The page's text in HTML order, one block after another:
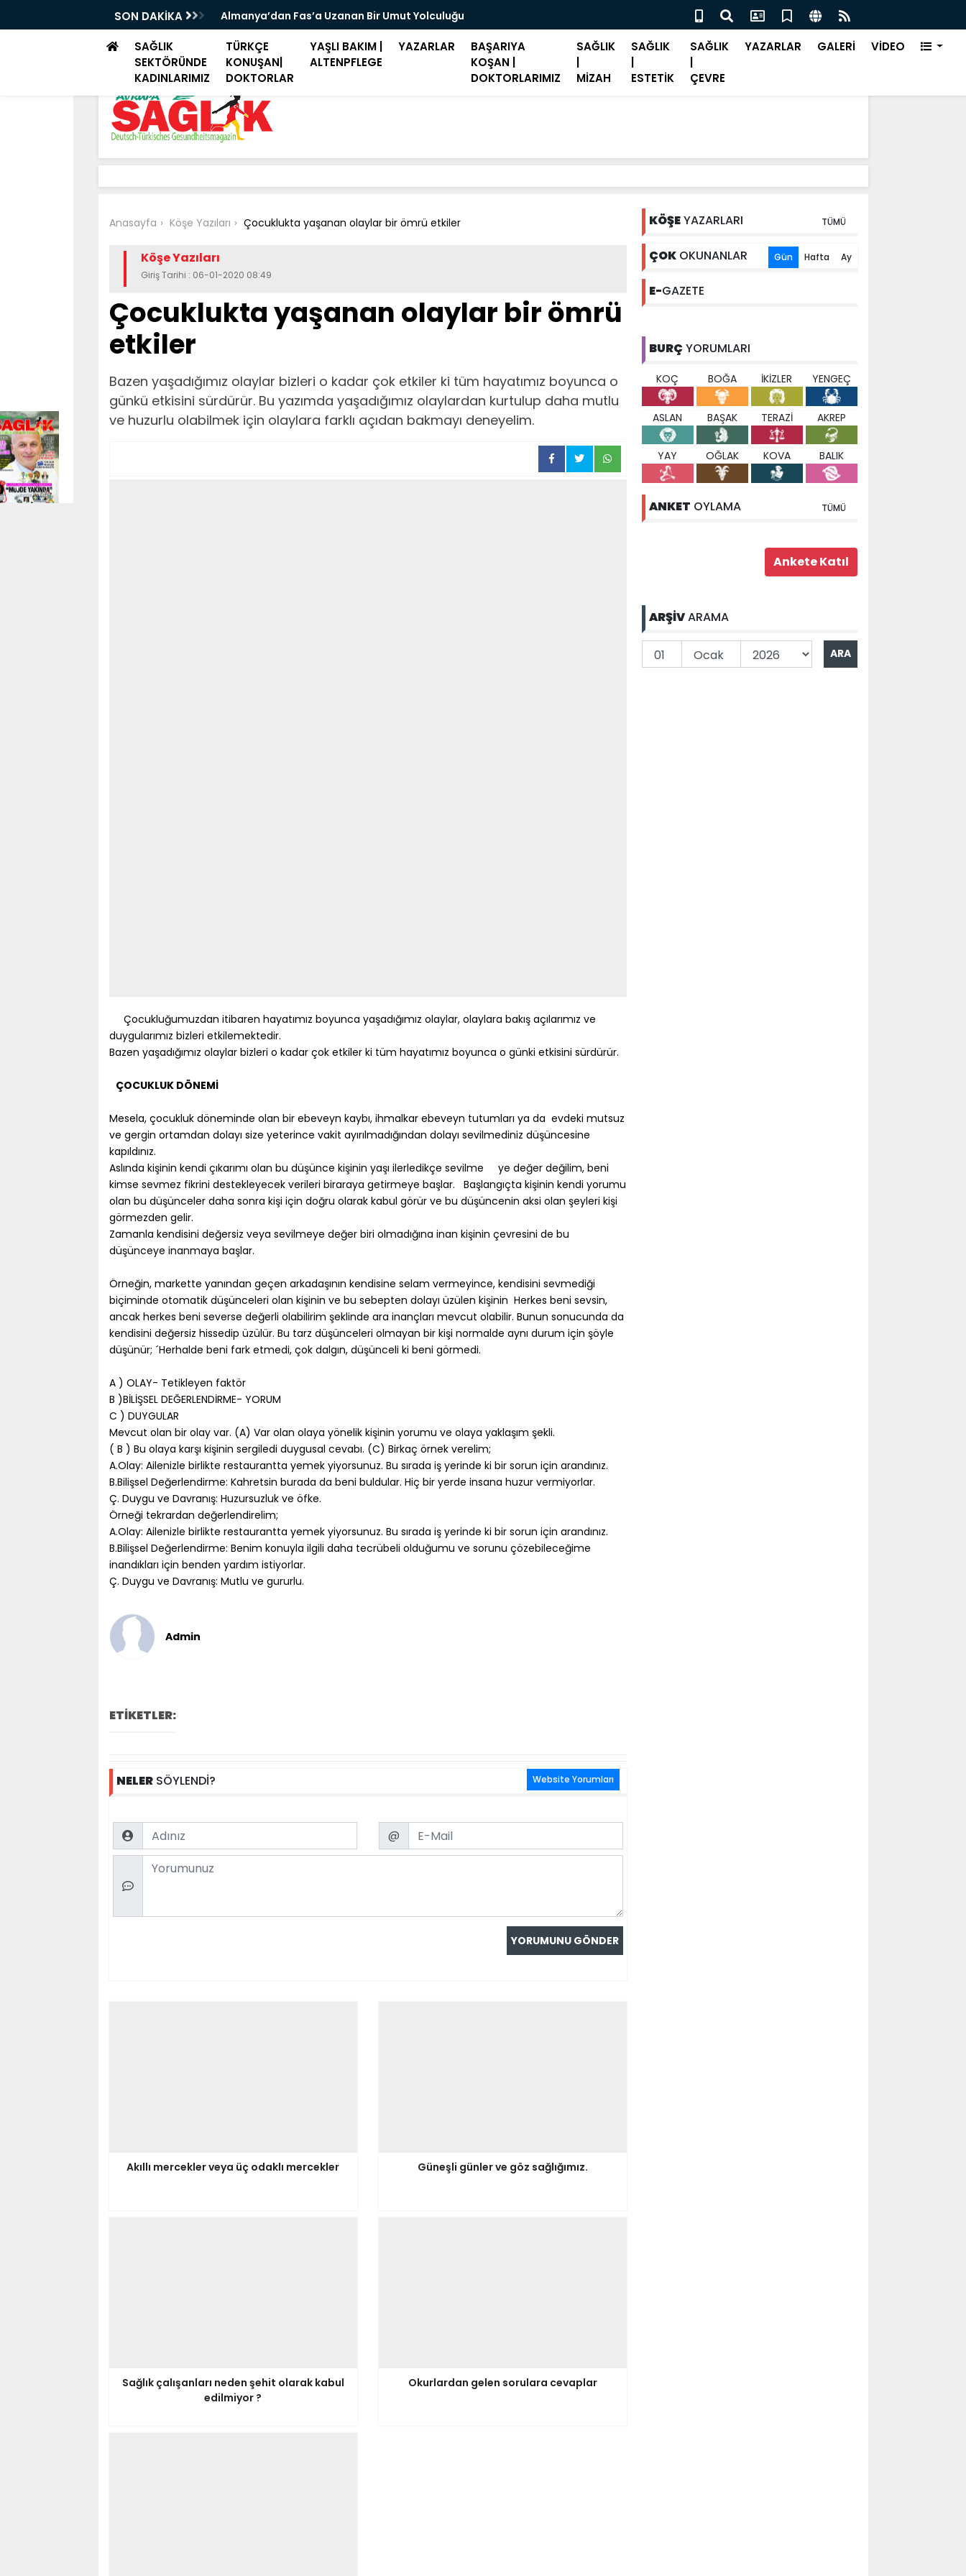
SON DAKİKA
seyahatlerinde aile ziyareti ve tatil Almanya’dan Fas’a Uzanan Bir Umut Yolculuğu Merz: "Hastalık nedeniyle işe devamsızlık önemli bir sorun"
SAĞLIK
SEKTÖRÜNDE
KADINLARIMIZ
TÜRKÇE
KONUŞAN|
DOKTORLAR
YAŞLI BAKIM |
ALTENPFLEGE
YAZARLAR
BAŞARIYA
KOŞAN |
DOKTORLARIMIZ
SAĞLIK
MİZAH
SAĞLIK
ESTETİK
SAĞLIK
ÇEVRE
YAZARLAR GALERİ VİDEO
Anasayfa Köşe Yazıları Çocuklukta yaşanan olaylar bir ömrü etkiler
Köşe Yazıları
Giriş Tarihi : 06-01-2020 08:49
Çocuklukta yaşanan olaylar bir ömrü
etkiler
Bazen yaşadığımız olaylar bizleri o kadar çok etkiler ki tüm hayatımız boyunca o
günkü etkisini sürdürür. Bu yazımda yaşadığımız olaylardan kurtulup daha mutlu
ve huzurlu olabilmek için olaylara farklı açıdan bakmayı deneyelim.
Çocukluğumuzdan itibaren hayatımız boyunca yaşadığımız olaylar, olaylara bakış açılarımız ve
duygularımız bizleri etkilemektedir.
Bazen yaşadığımız olaylar bizleri o kadar çok etkiler ki tüm hayatımız boyunca o günki etkisini sürdürür.
ÇOCUKLUK DÖNEMİ
Mesela, çocukluk döneminde olan bir ebeveyn kaybı, ihmalkar ebeveyn tutumları ya da evdeki mutsuz
ve gergin ortamdan dolayı size yeterince vakit ayırılmadığından dolayı sevilmediniz düşüncesine
kapıldınız.
Aslında kişinin kendi çıkarımı olan bu düşünce kişinin yaşı ilerledikçe sevilme ye değer değilim, beni
kimse sevmez fikrini destekleyecek verileri biraraya getirmeye başlar. Başlangıçta kişinin kendi yorumu
olan bu düşünceler daha sonra kişi için doğru olarak kabul görür ve bu düşüncenin aksi olan şeyleri kişi
görmezden gelir.
Zamanla kendisini değersiz veya sevilmeye değer biri olmadığına inan kişinin çevresini de bu
düşünceye inanmaya başlar.
Örneğin, markette yanından geçen arkadaşının kendisine selam vermeyince, kendisini sevmediği
biçiminde otomatik düşünceleri olan kişinin ve bu sebepten dolayı üzülen kişinin  Herkes beni sevsin,
ancak herkes beni severse değerli olabilirim şeklinde ara inançları mevcut olabilir. Bunun sonucunda da
kendisini değersiz hissedip üzülür. Bu tarz düşünceleri olmayan bir kişi normalde aynı durum için şöyle
düşünür; ´Herhalde beni fark etmedi, çok dalgın, düşünceli ki beni görmedi.
A ) OLAY- Tetikleyen faktör
B )BİLİŞSEL DEĞERLENDİRME- YORUM
C ) DUYGULAR
Mevcut olan bir olay var. (A) Var olan olaya yönelik kişinin yorumu ve olaya yaklaşım şekli.
( B ) Bu olaya karşı kişinin sergiledi duygusal cevabı. (C) Birkaç örnek verelim;
A.Olay: Ailenizle birlikte restaurantta yemek yiyorsunuz. Bu sırada iş yerinde ki bir sorun için arandınız.
B.Bilişsel Değerlendirme: Kahretsin burada da beni buldular. Hiç bir yerde insana huzur vermiyorlar.
Ç. Duygu ve Davranış: Huzursuzluk ve öfke.
Örneği tekrardan değerlendirelim;
A.Olay: Ailenizle birlikte restaurantta yemek yiyorsunuz. Bu sırada iş yerinde ki bir sorun için arandınız.
B.Bilişsel Değerlendirme: Benim konuyla ilgili daha tecrübeli olduğumu ve sorunu çözebileceğime
inandıkları için benden yardım istiyorlar.
Ç. Duygu ve Davranış: Mutlu ve gururlu.
Admin
ETİKETLER:
NELERSÖYLENDİ? Website Yorumları
Name Email
@
Comment
Akıllı mercekler veya üç odaklı mercekler Güneşli günler ve göz sağlığımız.
Sağlık çalışanları neden şehit olarak kabul
edilmiyor ?
Okurlardan gelen sorulara cevaplar
KÖŞEYAZARLARI TÜMÜ
ÇOKOKUNANLAR Gün Hafta Ay
E-GAZETE
BURÇ YORUMLARI
KOÇ BOĞA İKİZLER YENGEÇ
ASLAN BAŞAK TERAZİ AKREP
YAY OĞLAK KOVA BALIK
ANKET OYLAMA TÜMÜ
ARŞİVARAMA